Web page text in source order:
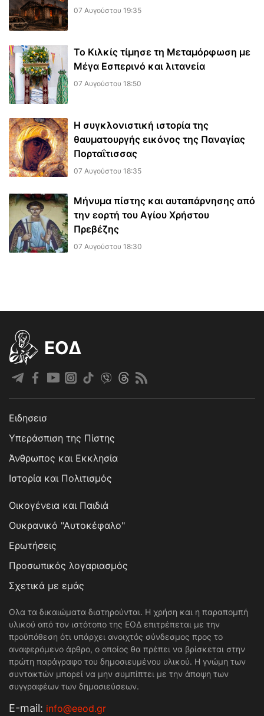
07 Αυγούστου 19:35
Το Κιλκίς τίμησε τη Μεταμόρφωση με
Μέγα Εσπερινό και λιτανεία
07 Αυγούστου 18:50
Η συγκλονιστική ιστορία της
θαυματουργής εικόνος της Παναγίας
Πορταΐτισσας
07 Αυγούστου 18:35
Μήνυμα πίστης και αυταπάρνησης από
την εορτή του Αγίου Χρήστου
Πρεβέζης
07 Αυγούστου 18:30
EOΔ
Ειδησεισ
Υπεράσπιση της Πίστης
Άνθρωπος και Εκκλησία
Ιστορία και Πολιτισμός
Οικογένεια και Παιδιά
Ουκρανικό "Αυτοκέφαλο"
Ερωτήσεις
Προσωπικός λογαριασμός
Σχετικά με εμάς
Ολα τα δικαιώματα διατηρούνται. Η χρήση και η παραπομπή
υλικού από τον ιστότοπο της ΕΟΔ επιτρέπεται με την
προϋπόθεση ότι υπάρχει ανοιχτός σύνδεσμος προς το
αναφερόμενο άρθρο, ο οποίος θα πρέπει να βρίσκεται στην
πρώτη παράγραφο του δημοσιευμένου υλικού. Η γνώμη των
συντακτών μπορεί να μην συμπίπτει με την άποψη των
συγγραφέων των δημοσιεύσεων.
Е-mail: info@eeod.gr